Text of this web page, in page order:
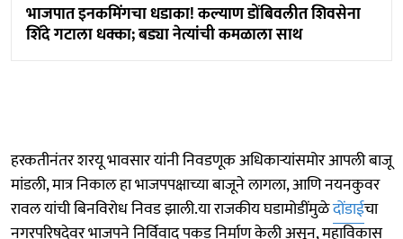
भाजपात इनकमिंगचा धडाका! कल्याण डोंबिवलीत शिवसेना
शिंदे गटाला धक्का; बड्या नेत्यांची कमळाला साथ
हरकतीनंतर शरयू भावसार यांनी निवडणूक अधिकाऱ्यांसमोर आपली बाजू
मांडली, मात्र निकाल हा भाजपपक्षाच्या बाजूने लागला, आणि नयनकुवर
रावल यांची बिनविरोध निवड झाली.या राजकीय घडामोडींमुळेदोंडाईचा